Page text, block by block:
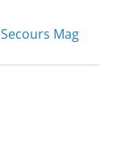
Secours Mag